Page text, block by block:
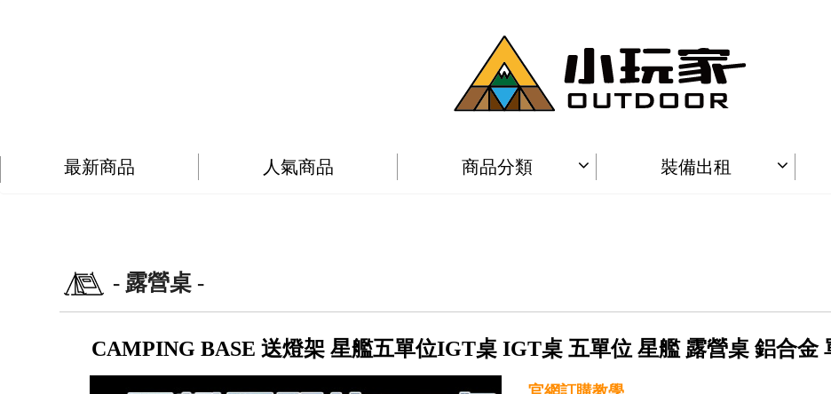
最新商品 人氣商品 商品分類 裝備出租
- 露營桌 -
CAMPING BASE 送燈架 星艦五單位IGT桌 IGT桌 五單位 星艦 露營桌 鋁合金